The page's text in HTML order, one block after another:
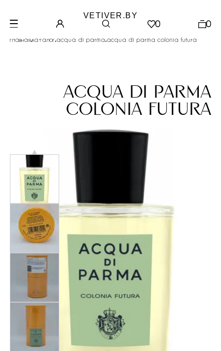
VETIVER.BY
0 0
главная.каталог.acqua di parma.acqua di parma colonia futura
acqua di parma
colonia futura